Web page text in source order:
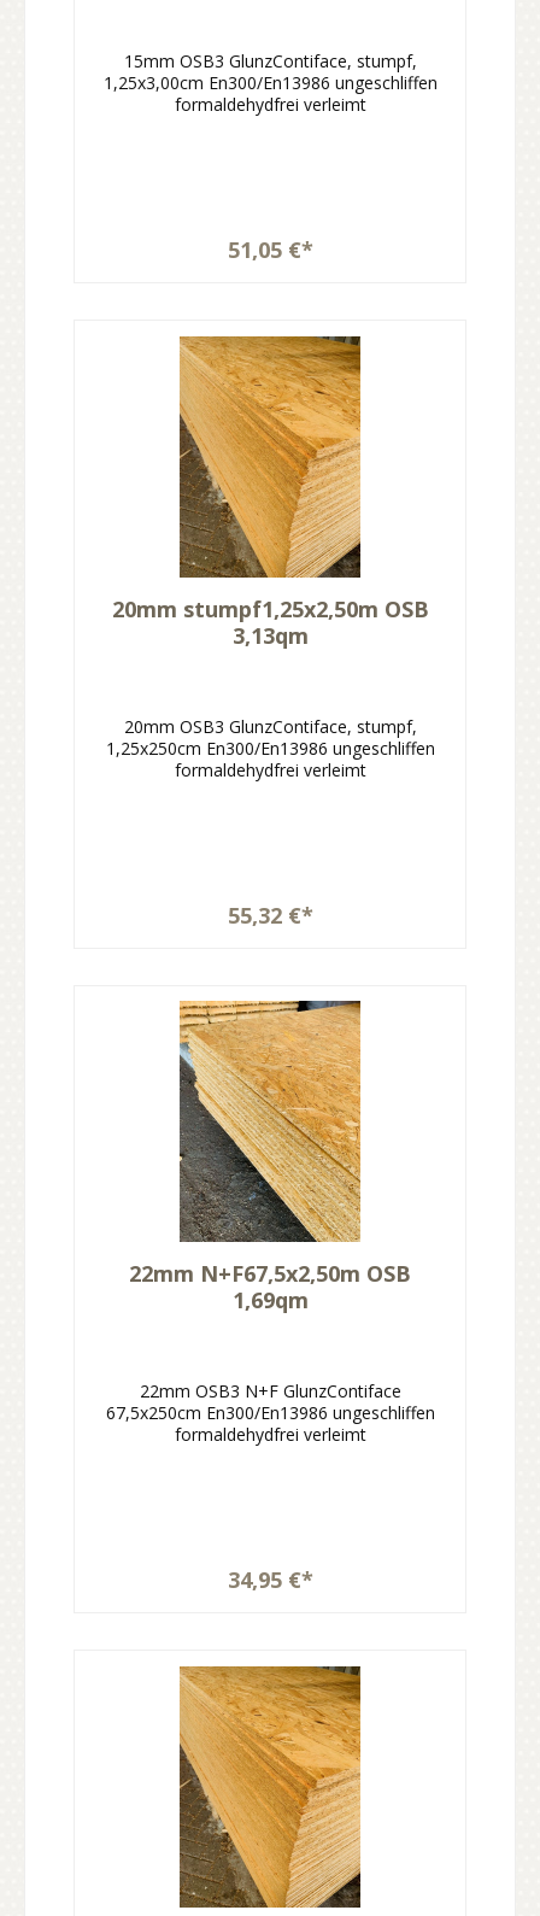
15mm OSB3 GlunzContiface, stumpf,
1,25x3,00cm En300/En13986 ungeschliffen
formaldehydfrei verleimt
51,05 €*
20mm stumpf1,25x2,50m OSB
3,13qm
20mm OSB3 GlunzContiface, stumpf,
1,25x250cm En300/En13986 ungeschliffen
formaldehydfrei verleimt
55,32 €*
22mm N+F67,5x2,50m OSB
1,69qm
22mm OSB3 N+F GlunzContiface
67,5x250cm En300/En13986 ungeschliffen
formaldehydfrei verleimt
34,95 €*